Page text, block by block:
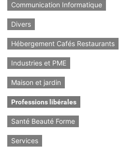
Communication Informatique
Divers
Hébergement Cafés Restaurants
Industries et PME
Maison et jardin
Professions libérales
Santé Beauté Forme
Services